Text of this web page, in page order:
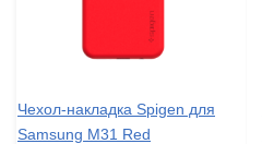
Чехол-накладка Spigen для
Samsung M31 Red